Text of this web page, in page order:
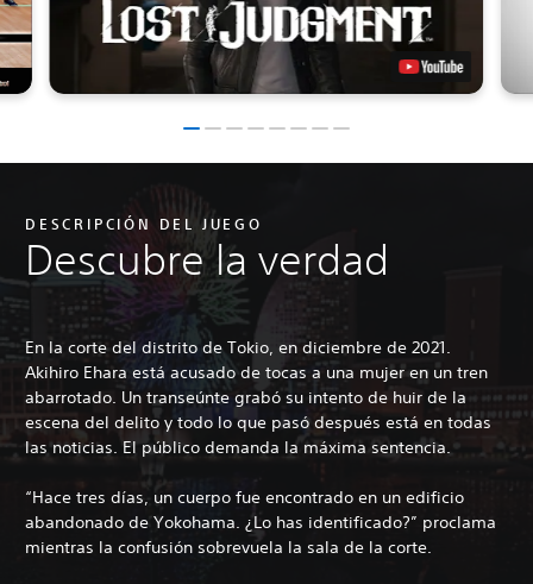
DESCRIPCIÓN DEL JUEGO
Descubre la verdad
En la corte del distrito de Tokio, en diciembre de 2021.
Akihiro Ehara está acusado de tocas a una mujer en un tren
abarrotado. Un transeúnte grabó su intento de huir de la
escena del delito y todo lo que pasó después está en todas
las noticias. El público demanda la máxima sentencia.
“Hace tres días, un cuerpo fue encontrado en un edificio
abandonado de Yokohama. ¿Lo has identificado?” proclama
mientras la confusión sobrevuela la sala de la corte.